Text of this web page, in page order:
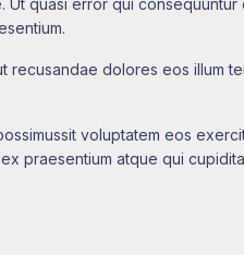
quasi error qui
recusandae dolores eos illum
voluptatem eos
praesentium atque qui